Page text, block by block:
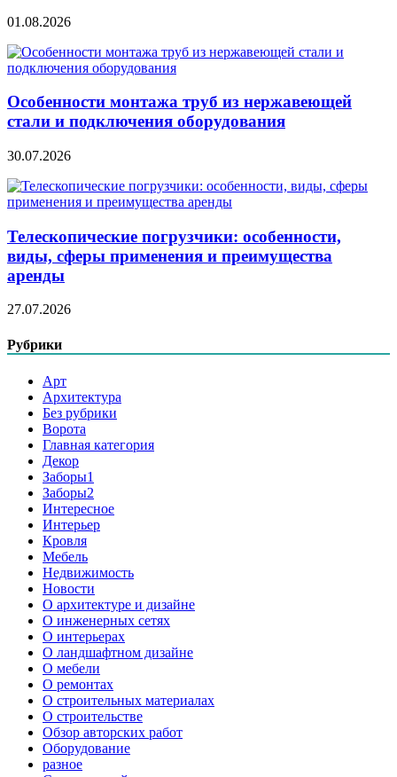
01.08.2026
Особенности монтажа труб из нержавеющей
стали и подключения оборудования
30.07.2026
Телескопические погрузчики: особенности,
виды, сферы применения и преимущества
аренды
27.07.2026
Рубрики
Арт
Архитектура
Без рубрики
Ворота
Главная категория
Декор
Заборы1
Заборы2
Интересное
Интерьер
Кровля
Мебель
Недвижимость
Новости
О архитектуре и дизайне
О инженерных сетях
О интерьерах
О ландшафтном дизайне
О мебели
О ремонтах
О строительных материалах
О строительстве
Обзор авторских работ
Оборудование
разное